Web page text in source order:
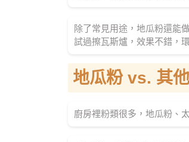
除了常見用途，地瓜粉還能
試過擦瓦斯爐，效果不錯，
地瓜粉 vs. 其
廚房裡粉類很多，地瓜粉、